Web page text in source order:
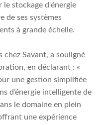
le stockage d'énergie
de ses systèmes
à grande échelle.
chez Savant, a souligné
en déclarant : «
une gestion simplifiée
d’énergie intelligente de
le domaine en plein
une expérience